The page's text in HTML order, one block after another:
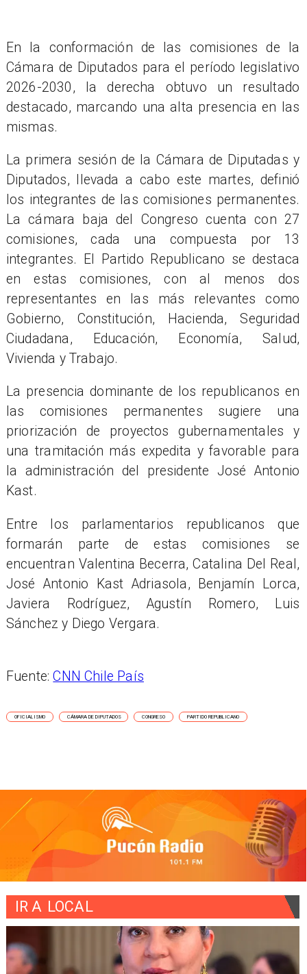
En la conformación de las comisiones de la
Cámara de Diputados para el período legislativo
2026-2030, la derecha obtuvo un resultado
destacado, marcando una alta presencia en las
mismas.
La primera sesión de la Cámara de Diputadas y
Diputados, llevada a cabo este martes, definió
los integrantes de las comisiones permanentes.
La cámara baja del Congreso cuenta con 27
comisiones, cada una compuesta por 13
integrantes. El Partido Republicano se destaca
en estas comisiones, con al menos dos
representantes en las más relevantes como
Gobierno, Constitución, Hacienda, Seguridad
Ciudadana, Educación, Economía, Salud,
Vivienda y Trabajo.
La presencia dominante de los republicanos en
las comisiones permanentes sugiere una
priorización de proyectos gubernamentales y
una tramitación más expedita y favorable para
la administración del presidente José Antonio
Kast.
Entre los parlamentarios republicanos que
formarán parte de estas comisiones se
encuentran Valentina Becerra, Catalina Del Real,
José Antonio Kast Adriasola, Benjamín Lorca,
Javiera Rodríguez, Agustín Romero, Luis
Sánchez y Diego Vergara.
Fuente:CNN Chile País
OFICIALISMO CÁMARA DE DIPUTADOS CONGRESO PARTIDO REPUBLICANO
IR A LOCAL